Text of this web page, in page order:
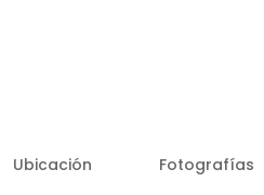
Ubicación Fotografías